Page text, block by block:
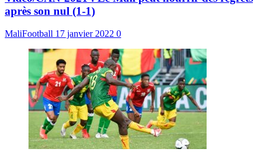
après son nul (1-1)
MaliFootball 17 janvier 2022 0